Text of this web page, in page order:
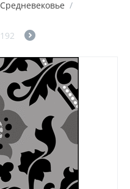
Средневековье /
192